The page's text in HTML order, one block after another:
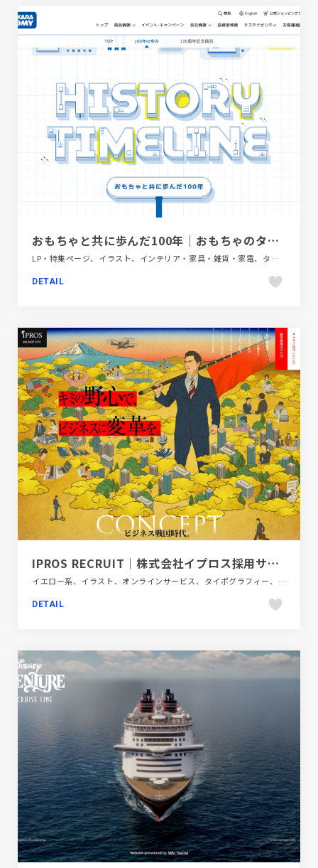
おもちゃと共に歩んだ100年｜おもちゃのタカラトミー100周年記念サイト｜会社情報｜タカラトミー
LP・特集ページ、イラスト、インテリア・家具・雑貨・家電、タイポグラフィー、ブルー系、ホワイト系、ポップ
DETAIL
IPROS RECRUIT｜株式会社イプロス採用サイト
イエロー系、イラスト、オンラインサービス、タイポグラフィー、ダイナミック、テクノロジー・サイエンス、フラットデザイン、ブラック系 、ベージュ・ゴールド系、ポップ、レッド系、新卒・中途採用サイト、日本テイスト
DETAIL